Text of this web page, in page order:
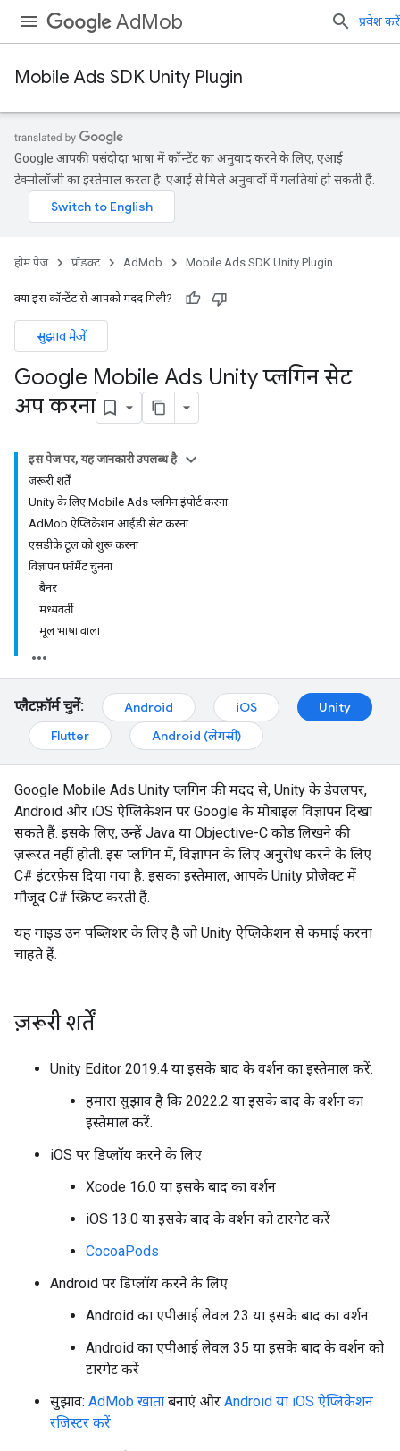
AdMob प्रवेश करें
Mobile Ads SDK Unity Plugin
Google आपकी पसंदीदा भाषा में कॉन्टेंट का अनुवाद करने के लिए, एआई
टेक्नोलॉजी का इस्तेमाल करता है. एआई से मिले अनुवादों में गलतियां हो सकती हैं.
होम पेज प्रॉडक्ट AdMob Mobile Ads SDK Unity Plugin
क्या इस कॉन्टेंट से आपको मदद मिली?
सुझाव भेजें
Google Mobile Ads Unity प्लगिन सेट
अप करना
इस पेज पर, यह जानकारी उपलब्ध है
ज़रूरी शर्तें
Unity के लिए Mobile Ads प्लगिन इंपोर्ट करना
AdMob ऐप्लिकेशन आईडी सेट करना
एसडीके टूल को शुरू करना
विज्ञापन फ़ॉर्मैट चुनना
बैनर
मध्यवर्ती
मूल भाषा वाला
प्लैटफ़ॉर्म चुनें: Android iOS
Unity
Flutter
Android (लेगसी)
Google Mobile Ads Unity प्लगिन की मदद से, Unity के डेवलपर,
Android और iOS ऐप्लिकेशन पर Google के मोबाइल विज्ञापन दिखा
सकते हैं. इसके लिए, उन्हें Java या Objective-C कोड लिखने की
ज़रूरत नहीं होती. इस प्लगिन में, विज्ञापन के लिए अनुरोध करने के लिए
C# इंटरफ़ेस दिया गया है. इसका इस्तेमाल, आपके Unity प्रोजेक्ट में
मौजूद C# स्क्रिप्ट करती हैं.
यह गाइड उन पब्लिशर के लिए है जो Unity ऐप्लिकेशन से कमाई करना
चाहते हैं.
ज़रूरी शर्तें
Unity Editor 2019.4 या इसके बाद के वर्शन का इस्तेमाल करें.
हमारा सुझाव है कि 2022.2 या इसके बाद के वर्शन का
इस्तेमाल करें.
iOS पर डिप्लॉय करने के लिए
Xcode 16.0 या इसके बाद का वर्शन
iOS 13.0 या इसके बाद के वर्शन को टारगेट करें
CocoaPods
Android पर डिप्लॉय करने के लिए
Android का एपीआई लेवल 23 या इसके बाद का वर्शन
Android का एपीआई लेवल 35 या इसके बाद के वर्शन को
टारगेट करें
सुझाव: AdMob खाता बनाएं और Android या iOS ऐप्लिकेशन
रजिस्टर करें